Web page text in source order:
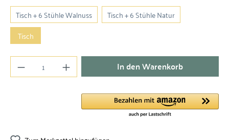
Tisch + 6 Stühle Walnuss
Tisch + 6 Stühle Natur
Tisch
In den Warenkorb